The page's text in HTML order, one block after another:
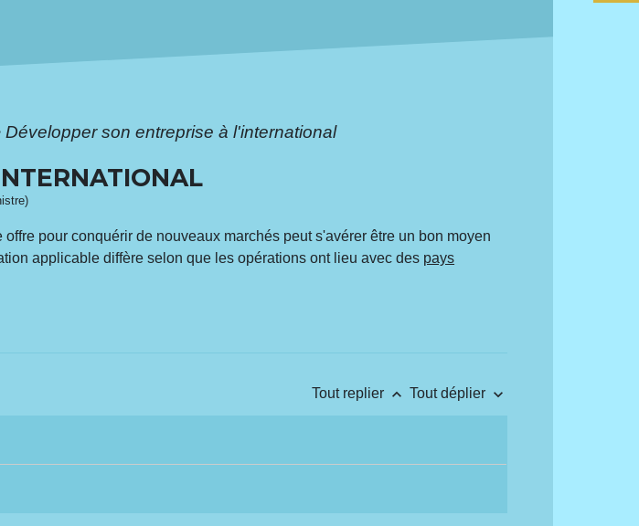
Développer son entreprise à l'international
pour conquérir de nouveaux marchés peut s'avérer être un bon moyen
applicable diffère selon que les opérations ont lieu avec des pays
Tout replier keyboard_arrow_up Tout déplier keyboard_arrow_down